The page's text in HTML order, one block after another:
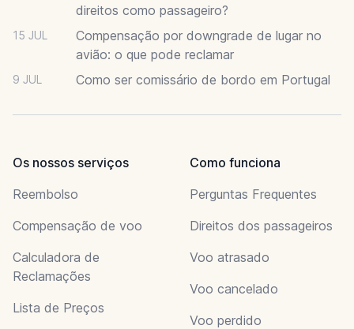
direitos como passageiro?
15 JUL
Compensação por downgrade de lugar no
avião: o que pode reclamar
9 JUL Como ser comissário de bordo em Portugal
Os nossos serviços
Reembolso
Compensação de voo
Calculadora de
Reclamações
Lista de Preços
Como funciona
Perguntas Frequentes
Direitos dos passageiros
Voo atrasado
Voo cancelado
Voo perdido